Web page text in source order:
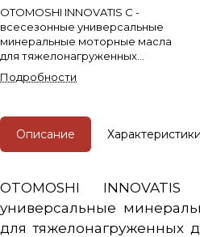
OTOMOSHI INNOVATIS C -
всесезонные универсальные
минеральные моторные масла
для тяжелонагруженных
дизельных двигателей Cummins,
работающих в тяжелых
требующих уровень
эксплуатационных свойств API
Подробности
Описание Характеристики
OTOMOSHI
универсальные
для тяжелонагруженных